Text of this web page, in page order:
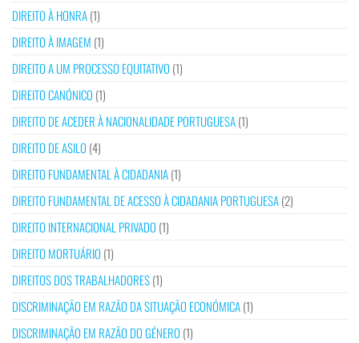
DIREITO À HONRA(1)
DIREITO À IMAGEM (1)
DIREITO A UM PROCESSO EQUITATIVO (1)
DIREITO CANÓNICO (1)
DIREITO DE ACEDER À NACIONALIDADE PORTUGUESA(1)
DIREITO DE ASILO (4)
DIREITO FUNDAMENTAL À CIDADANIA(1)
DIREITO FUNDAMENTAL DE ACESSO À CIDADANIA PORTUGUESA(2)
DIREITO INTERNACIONAL PRIVADO (1)
DIREITO MORTUÁRIO (1)
DIREITOS DOS TRABALHADORES(1)
DISCRIMINAÇÃO EM RAZÃO DA SITUAÇÃO ECONÓMICA(1)
DISCRIMINAÇÃO EM RAZÃO DO GÉNERO (1)